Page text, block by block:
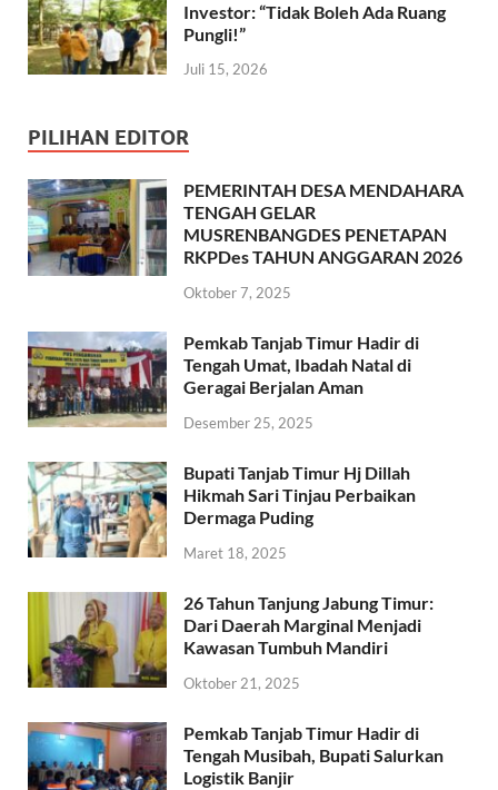
Investor: “Tidak Boleh Ada Ruang
Pungli!”
Juli 15, 2026
PILIHAN EDITOR
PEMERINTAH DESA MENDAHARA
TENGAH GELAR
MUSRENBANGDES PENETAPAN
RKPDes TAHUN ANGGARAN 2026
Oktober 7, 2025
Pemkab Tanjab Timur Hadir di
Tengah Umat, Ibadah Natal di
Geragai Berjalan Aman
Desember 25, 2025
Bupati Tanjab Timur Hj Dillah
Hikmah Sari Tinjau Perbaikan
Dermaga Puding
Maret 18, 2025
26 Tahun Tanjung Jabung Timur:
Dari Daerah Marginal Menjadi
Kawasan Tumbuh Mandiri
Oktober 21, 2025
Pemkab Tanjab Timur Hadir di
Tengah Musibah, Bupati Salurkan
Logistik Banjir